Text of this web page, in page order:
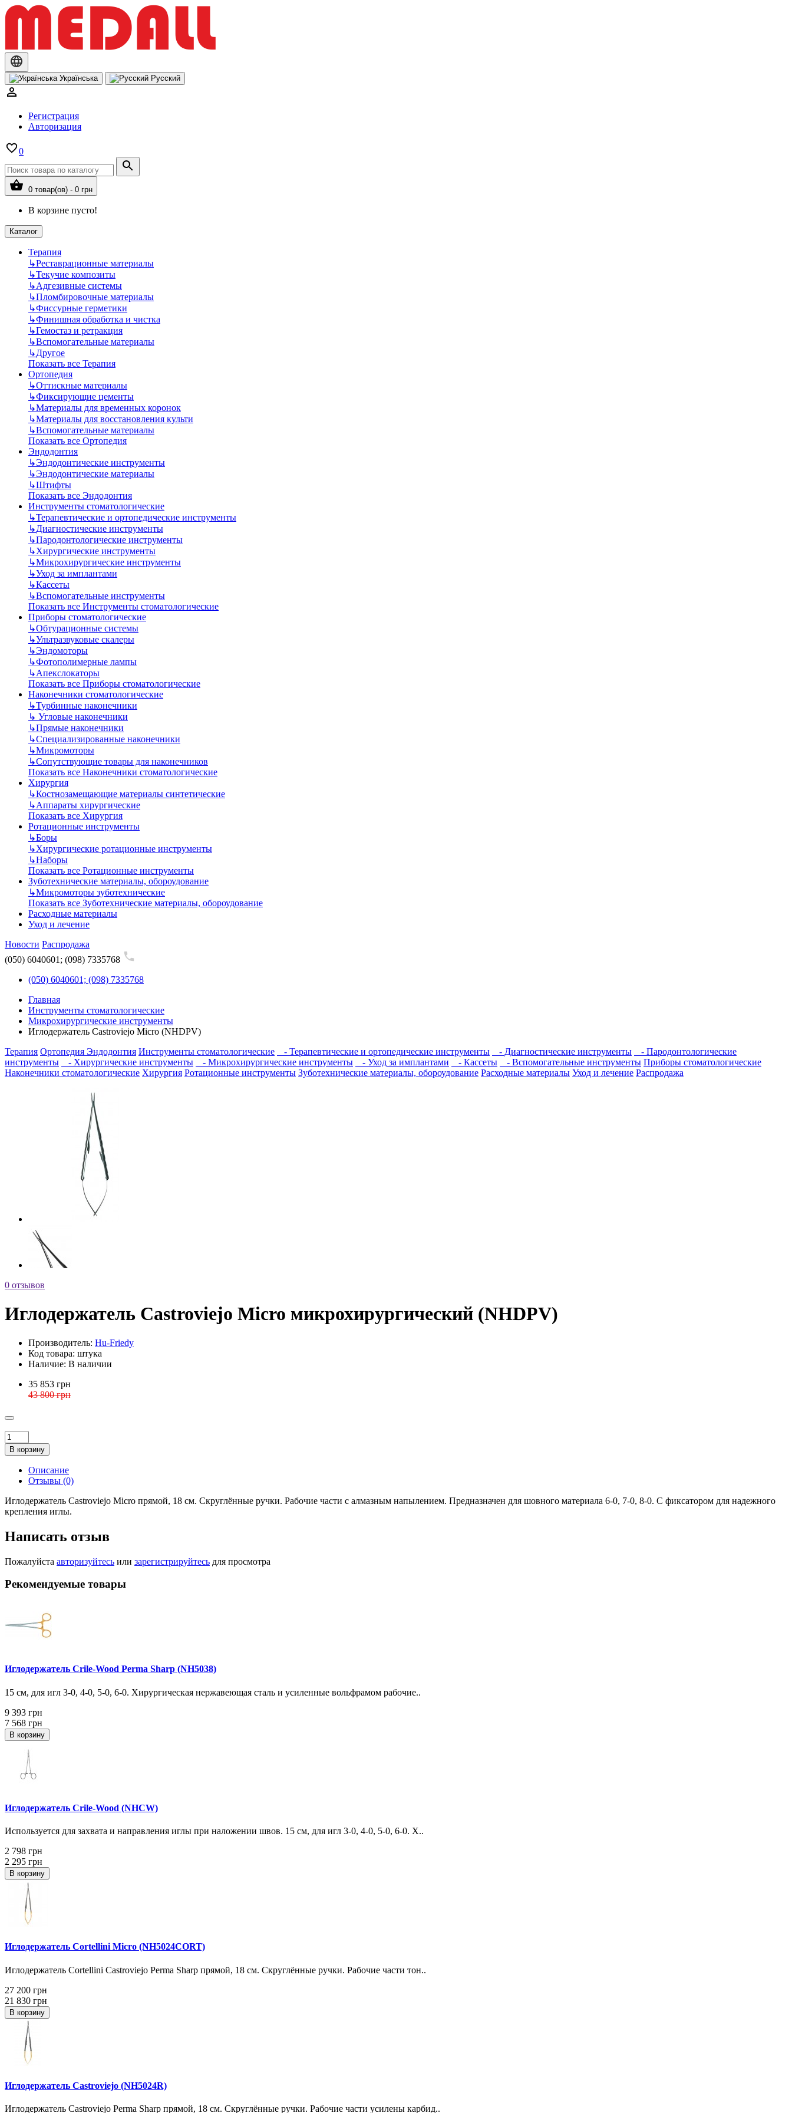
Українська Русский
Регистрация
Авторизация
0
0 товар(ов) - 0 грн
В корзине пусто!
Каталог
Терапия
↳Реставрационные материалы
↳Текучие композиты
↳Адгезивные системы
↳Пломбировочные материалы
↳Фиссурные герметики
↳Финишная обработка и чистка
↳Гемостаз и ретракция
↳Вспомогательные материалы
↳Другое
Показать все Терапия
Ортопедия
↳Оттискные материалы
↳Фиксирующие цементы
↳Материалы для временных коронок
↳Материалы для восстановления культи
↳Вспомогательные материалы
Показать все Ортопедия
Эндодонтия
↳Эндодонтические инструменты
↳Эндодонтические материалы
↳Штифты
Показать все Эндодонтия
Инструменты стоматологические
↳Терапевтические и ортопедические инструменты
↳Диагностические инструменты
↳Пародонтологические инструменты
↳Хирургические инструменты
↳Микрохирургические инструменты
↳Уход за имплантами
↳Кассеты
↳Вспомогательные инструменты
Показать все Инструменты стоматологические
Приборы стоматологические
↳Обтурационные системы
↳Ультразвуковые скалеры
↳Эндомоторы
↳Фотополимерные лампы
↳Апекслокаторы
Показать все Приборы стоматологические
Наконечники стоматологические
↳Турбинные наконечники
↳ Угловые наконечники
↳Прямые наконечники
↳Специализированные наконечники
↳Микромоторы
↳Сопутствующие товары для наконечников
Показать все Наконечники стоматологические
Хирургия
↳Костнозамещающие материалы синтетические
↳Аппараты хирургические
Показать все Хирургия
Ротационные инструменты
↳Боры
↳Хирургические ротационные инструменты
↳Наборы
Показать все Ротационные инструменты
Зуботехнические материалы, обороудование
↳Микромоторы зуботехнические
Показать все Зуботехнические материалы, обороудование
Расходные материалы
Уход и лечение
Новости Распродажа
(050) 6040601; (098) 7335768
(050) 6040601; (098) 7335768
Главная
Инструменты стоматологические
Микрохирургические инструменты
Иглодержатель Castroviejo Micro (NHDPV)
Терапия Ортопедия Эндодонтия Инструменты стоматологические - Терапевтические и ортопедические инструменты - Диагностические инструменты
- Пародонтологические
инструменты
- Хирургические инструменты - Микрохирургические инструменты - Уход за имплантами - Кассеты - Вспомогательные инструменты Приборы стоматологические
Наконечники стоматологические Хирургия Ротационные инструменты Зуботехнические материалы, обороудование Расходные материалы Уход и лечение Распродажа
0 отзывов
Иглодержатель Castroviejo Micro микрохирургический (NHDPV)
Производитель: Hu-Friedy
Код товара: штука
Наличие: В наличии
35 853 грн
43 800 грн
В корзину
Описание
Отзывы (0)
Иглодержатель Castroviejo Micro прямой, 18 см. Скруглённые ручки. Рабочие части с алмазным напылением. Предназначен для шовного материала 6-0, 7-0, 8-0. С фиксатором для надежного
крепления иглы.
Написать отзыв
Пожалуйста авторизуйтесь или зарегистрируйтесь для просмотра
Рекомендуемые товары
Иглодержатель Crile-Wood Perma Sharp (NH5038)
15 см, для игл 3-0, 4-0, 5-0, 6-0. Хирургическая нержавеющая сталь и усиленные вольфрамом рабочие..
9 393 грн
7 568 грн
В корзину
Иглодержатель Crile-Wood (NHCW)
Используется для захвата и направления иглы при наложении швов. 15 см, для игл 3-0, 4-0, 5-0, 6-0. Х..
2 798 грн
2 295 грн
В корзину
Иглодержатель Cortellini Micro (NH5024CORT)
Иглодержатель Cortellini Castroviejo Perma Sharp прямой, 18 см. Скруглённые ручки. Рабочие части тон..
27 200 грн
21 830 грн
В корзину
Иглодержатель Castroviejo (NH5024R)
Иглодержатель Castroviejo Perma Sharp прямой, 18 см. Скруглённые ручки. Рабочие части усилены карбид..